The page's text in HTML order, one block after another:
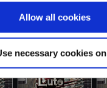
Allow all cookies
necessary cookies
BlackLute ～
Mons...
～